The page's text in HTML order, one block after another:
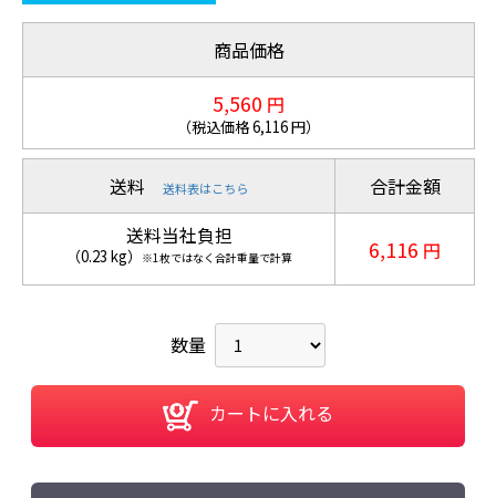
商品価格
5,560 円
（税込価格6,116円）
送料 送料表はこちら
送料当社負担
（0.23 kg） ※1枚ではなく合計重量で計算
合計金額
6,116 円
数量
カートに入れる